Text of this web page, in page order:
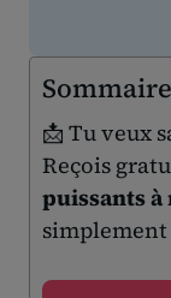
Sommaire
📩 Tu veux
Reçois
puissants
simplement